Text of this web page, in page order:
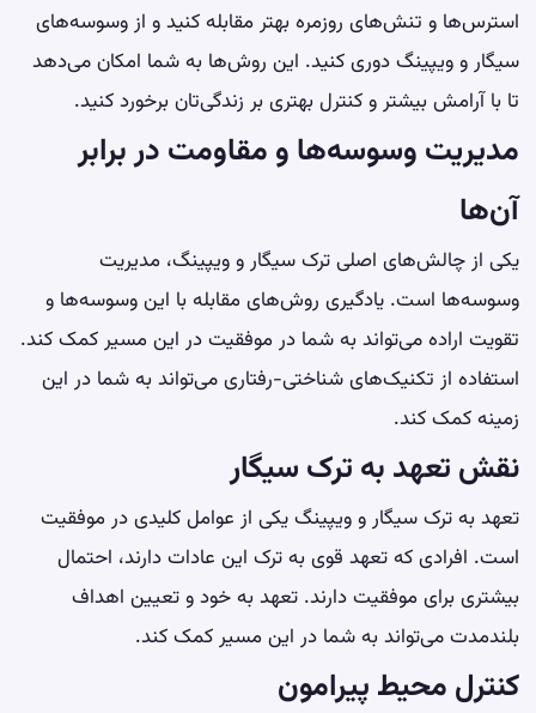
استرس‌ها و تنش‌های روزمره بهتر مقابله کنید و از وسوسه‌های
سیگار و ویپینگ دوری کنید. این روش‌ها به شما امکان می‌دهد
تا با آرامش بیشتر و کنترل بهتری بر زندگی‌تان برخورد کنید.
مدیریت وسوسه‌ها و مقاومت در برابر
آن‌ها
یکی از چالش‌های اصلی ترک سیگار و ویپینگ، مدیریت
وسوسه‌ها است. یادگیری روش‌های مقابله با این وسوسه‌ها و
تقویت اراده می‌تواند به شما در موفقیت در این مسیر کمک کند.
استفاده از تکنیک‌های شناختی-رفتاری می‌تواند به شما در این
زمینه کمک کند.
نقش تعهد به ترک سیگار
تعهد به ترک سیگار و ویپینگ یکی از عوامل کلیدی در موفقیت
است. افرادی که تعهد قوی به ترک این عادات دارند، احتمال
بیشتری برای موفقیت دارند. تعهد به خود و تعیین اهداف
بلندمدت می‌تواند به شما در این مسیر کمک کند.
کنترل محیط پیرامون